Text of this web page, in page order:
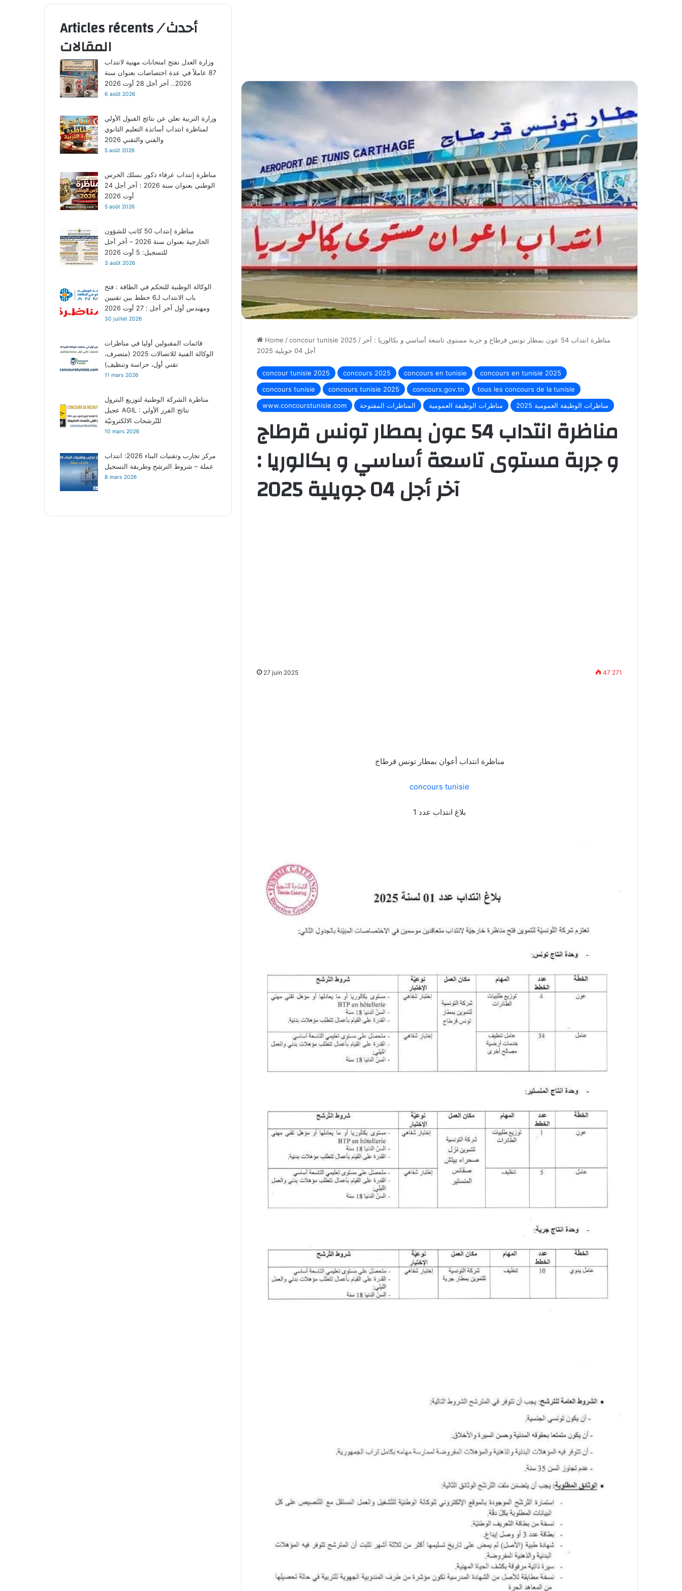
Home /concour tunisie 2025 / مناظرة انتداب 54 عون بمطار تونس قرطاج و جربة مستوى تاسعة أساسي و بكالوريا : آخر
أجل 04 جويلية 2025
concour tunisie 2025 concours 2025 concours en tunisie
concours en tunisie 2025
concours tunisie
concours tunisie 2025 concours.gov.tn
tous les concours de la tunisie
www.concourstunisie.com
المناظرات المفتوحة مناظرات الوظيفة العمومية مناظرات الوظيفة العمومية 2025
مناظرة انتداب 54 عون بمطار تونس قرطاج
و جربة مستوى تاسعة أساسي و بكالوريا :
آخر أجل 04 جويلية 2025
27 juin 2025 47 271
مناظرة انتداب أعوان بمطار تونس قرطاج
concours tunisie
بلاغ انتداب عدد 1
Articles récents/أحدث
المقالات
وزارة العدل تفتح امتحانات مهنية لانتداب
87 عاملاً في عدة اختصاصات بعنوان سنة
2026.. آخر أجل 28 أوت 2026
6 août 2026
وزارة التربية تعلن عن نتائج القبول الأولي
لمناظرة انتداب أساتذة التعليم الثانوي
والفني والتقني 2026
5 août 2026
مناظرة إنتداب عرفاء ذكور بسلك الحرس
الوطني بعنوان سنة 2026 : آخر أجل 24
أوت 2026
5 août 2026
مناظرة إنتداب 50 كاتب للشؤون
الخارجية بعنوان سنة 2026 – آخر أجل
للتسجيل: 5 أوت 2026
3 août 2026
الوكالة الوطنية للتحكم في الطاقة : فتح
باب الانتداب لـ6 خطط بين تقنيين
ومهندس أول آخر أجل : 27 أوت 2026
30 juillet 2026
قائمات المقبولين أوليا في مناظرات
الوكالة الفنية للاتصالات 2025 (متصرف،
تقني أول، حراسة وتنظيف)
11 mars 2026
مناظرة الشركة الوطنية لتوزيع البترول
عجيل AGIL : نتائج الفرز الأولي
للتّرشحات الالكترونيّة
10 mars 2026
مركز تجارب وتقنيات البناء 2026: انتداب
عملة – شروط الترشح وطريقة التسجيل
8 mars 2026